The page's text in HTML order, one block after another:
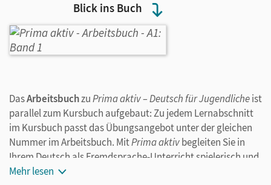
Blick ins Buch
DasArbeitsbuchzuPrima aktiv – Deutsch für Jugendlicheist
parallel zum Kursbuch aufgebaut: Zu jedem Lernabschnitt
im Kursbuch passt das Übungsangebot unter der gleichen
Nummer im Arbeitsbuch. MitPrima aktivbegleiten Sie in
Ihrem Deutsch als Fremdsprache-Unterricht spielerisch und
ganz gezielt den Lernerfolg Ihrer Schüler/-innen und machen
Mehr lesen